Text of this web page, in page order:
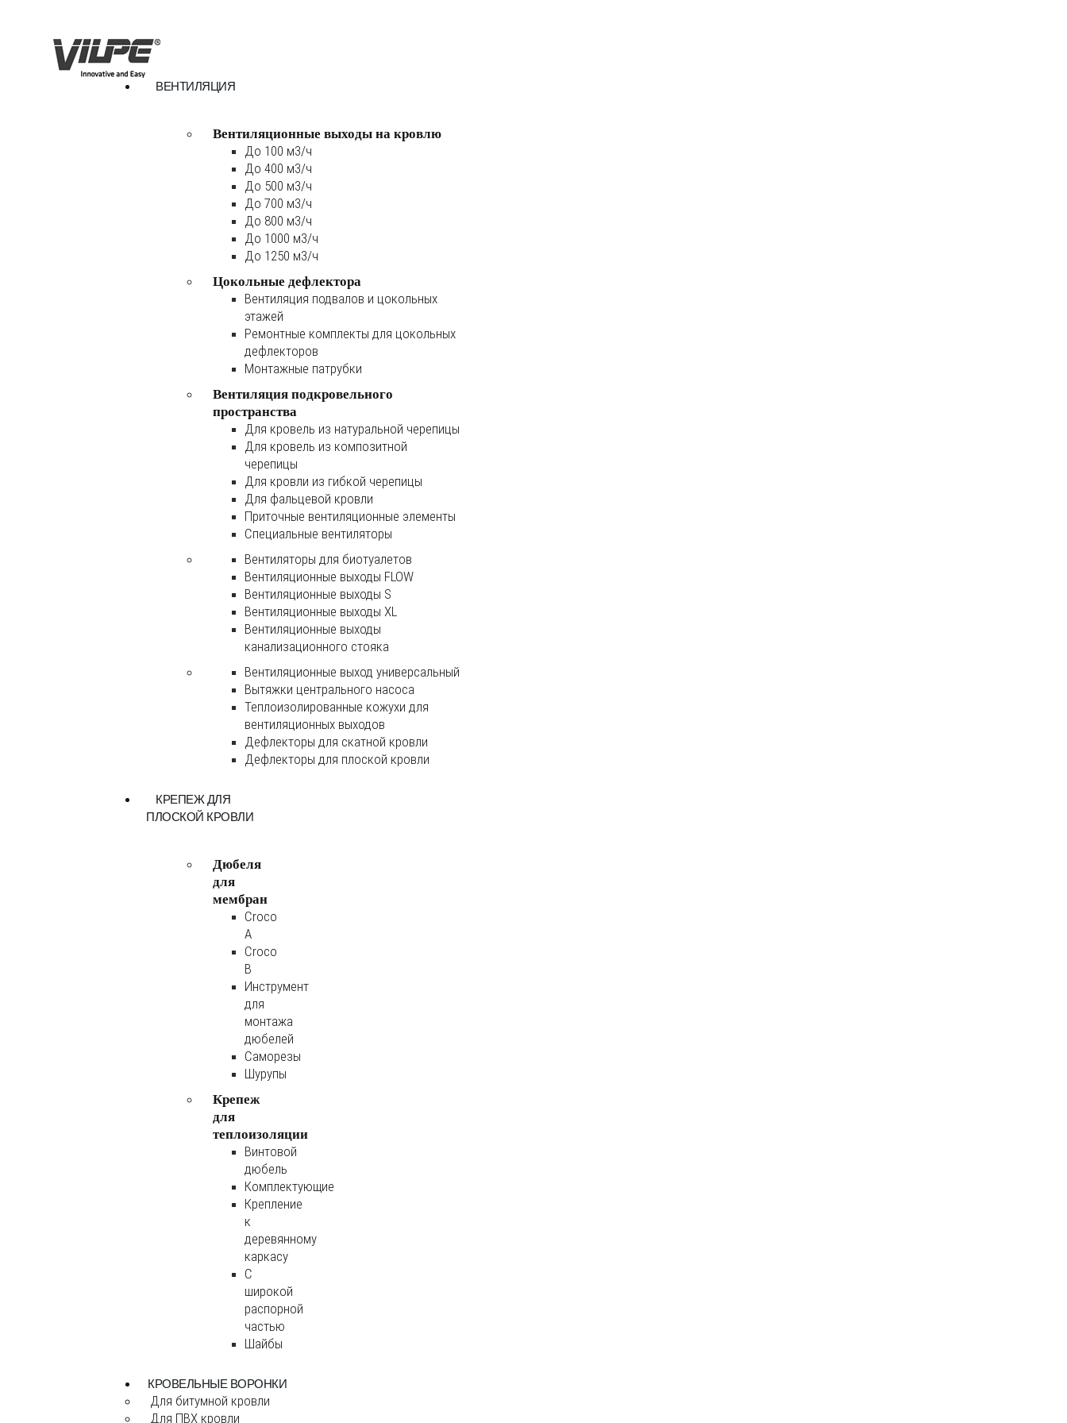
ВЕНТИЛЯЦИЯ
Вентиляционные выходы на кровлю
До 100 м3/ч
До 400 м3/ч
До 500 м3/ч
До 700 м3/ч
До 800 м3/ч
До 1000 м3/ч
До 1250 м3/ч
Цокольные дефлектора
Вентиляция подвалов и цокольных
этажей
Ремонтные комплекты для цокольных
дефлекторов
Монтажные патрубки
Вентиляция подкровельного
пространства
Для кровель из натуральной черепицы
Для кровель из композитной
черепицы
Для кровли из гибкой черепицы
Для фальцевой кровли
Приточные вентиляционные элементы
Специальные вентиляторы
Вентиляторы для биотуалетов
Вентиляционные выходы FLOW
Вентиляционные выходы S
Вентиляционные выходы XL
Вентиляционные выходы
канализационного стояка
Вентиляционные выход универсальный
Вытяжки центрального насоса
Теплоизолированные кожухи для
вентиляционных выходов
Дефлекторы для скатной кровли
Дефлекторы для плоской кровли
КРЕПЕЖ ДЛЯ
ПЛОСКОЙ КРОВЛИ
Дюбеля
для
мембран
Croco
A
Croco
B
Инструмент
для
монтажа
дюбелей
Саморезы
Шурупы
Крепеж
для
теплоизоляции
Винтовой
дюбель
Комплектующие
Крепление
к
деревянному
каркасу
С
широкой
распорной
частью
Шайбы
КРОВЕЛЬНЫЕ ВОРОНКИ
Для битумной кровли
Для ПВХ кровли